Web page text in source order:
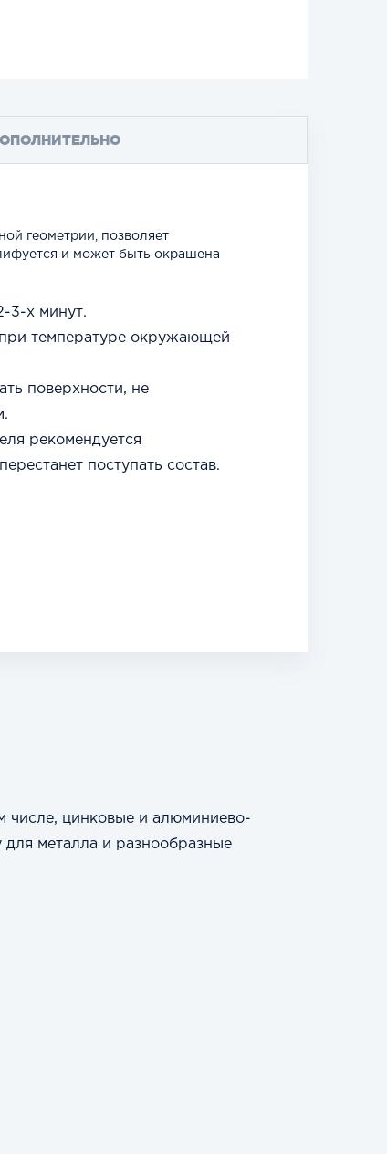
геометрии, позволяет
и может быть окрашена
3-х минут.
температуре окружающей
поверхности, не
рекомендуется
поступать состав.
числе, цинковые и алюминиево-
металла и разнообразные